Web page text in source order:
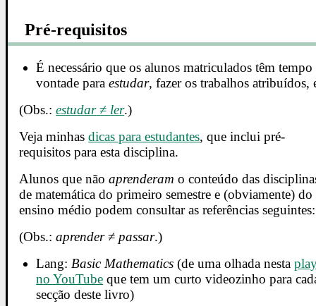
Pré-requisitos
É necessário que os alunos matriculados têm tempo
vontade paraestudar, fazer os trabalhos atribuídos,
(Obs.:estudar≠ ler.)
Veja minhasdicas para estudantes, que inclui pré-
requisitos para esta disciplina.
Alunos que nãoaprenderam o conteúdo das
de matemática do primeiro semestre e (obviamente) do
ensino médio podem consultar as referências seguintes:
(Obs.:aprender≠passar.)
Lang:Basic Mathematics (de uma olhada nesta
no YouTube que tem um curto videozinho para
secção deste livro)